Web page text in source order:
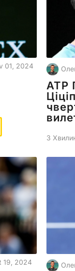
01, 2024
ATP
3
19, 2024